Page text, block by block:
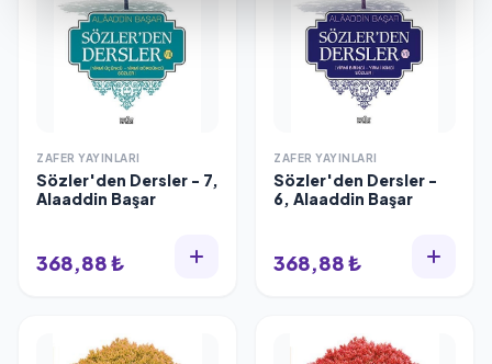
ZAFER YAYINLARI
Sözler'den Dersler - 7,
Alaaddin Başar
368,88 ₺
ZAFER YAYINLARI
Sözler'den Dersler -
6, Alaaddin Başar
368,88 ₺